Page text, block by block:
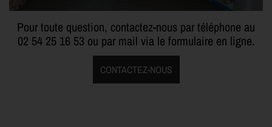
Pour toute question, contactez-nous par téléphone au
02 54 25 16 53 ou par mail via le formulaire en ligne.
CONTACTEZ-NOUS